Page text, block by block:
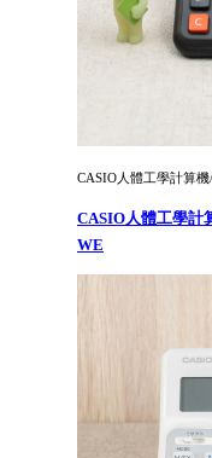
CASIO人體工學計算
CASIO人體工學計
WE